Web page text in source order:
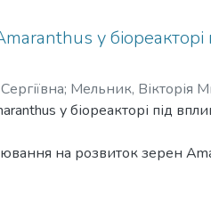
у біореакторі
; Мельник, Вікторія
у біореакторі під
на розвиток зерен